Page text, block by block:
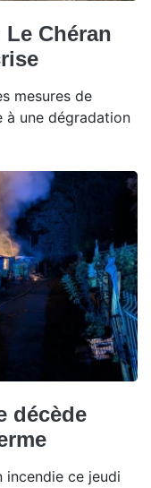
Le Chéran
mesures de
à une dégradation
décède
incendie ce jeudi